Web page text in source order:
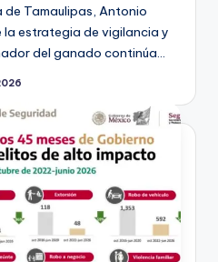
de Tamaulipas, Antonio
la estrategia de vigilancia y
del ganado continúa…